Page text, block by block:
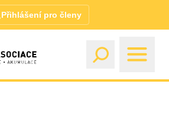
Přihlášení pro členy